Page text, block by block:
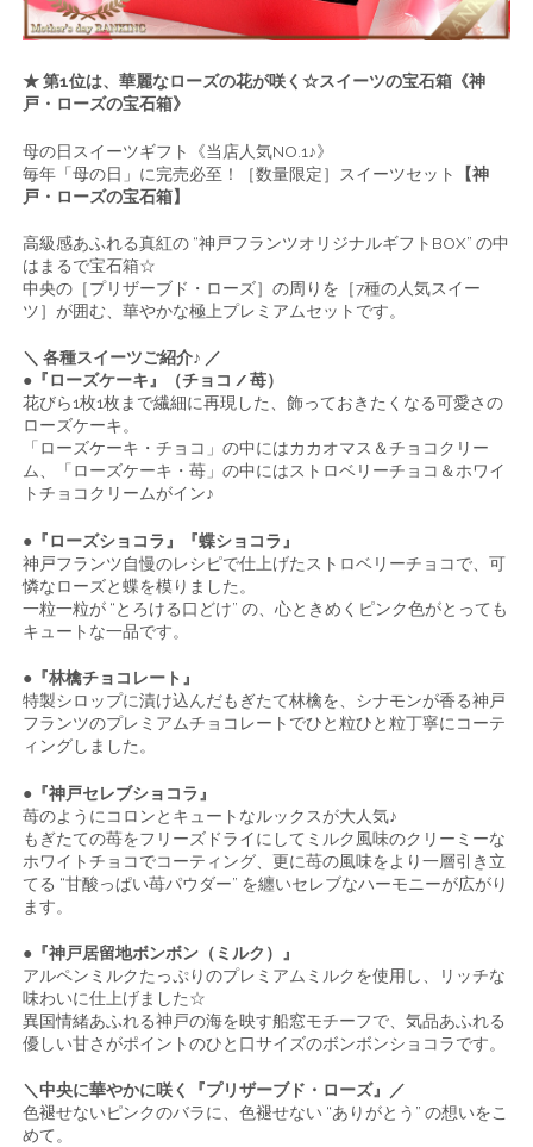
★ 第1位は、華麗なローズの花が咲く☆スイーツの宝石箱《神
戸・ローズの宝石箱》
母の日スイーツギフト《当店人気NO.1♪》
毎年「母の日」に完売必至！［数量限定］スイーツセット
【神
戸・ローズの宝石箱】
高級感あふれる真紅の “神戸フランツオリジナルギフトBOX” の中
はまるで宝石箱☆
中央の［プリザーブド・ローズ］の周りを［7種の人気スイー
ツ］が囲む、華やかな極上プレミアムセットです。
＼ 各種スイーツご紹介♪ ／
●『ローズケーキ』（チョコ / 苺）
花びら1枚1枚まで繊細に再現した、飾っておきたくなる可愛さの
ローズケーキ。
「ローズケーキ・チョコ」の中にはカカオマス＆チョコクリー
ム、「ローズケーキ・苺」の中にはストロベリーチョコ＆ホワイ
トチョコクリームがイン♪
●『ローズショコラ』『蝶ショコラ』
神戸フランツ自慢のレシピで仕上げたストロベリーチョコで、可
憐なローズと蝶を模りました。
一粒一粒が “とろける口どけ” の、心ときめくピンク色がとっても
キュートな一品です。
●『林檎チョコレート』
特製シロップに漬け込んだもぎたて林檎を、シナモンが香る神戸
フランツのプレミアムチョコレートでひと粒ひと粒丁寧にコーテ
ィングしました。
●『神戸セレブショコラ』
苺のようにコロンとキュートなルックスが大人気♪
もぎたての苺をフリーズドライにしてミルク風味のクリーミーな
ホワイトチョコでコーティング、更に苺の風味をより一層引き立
てる “甘酸っぱい苺パウダー” を纏いセレブなハーモニーが広がり
ます。
●『神戸居留地ボンボン（ミルク）』
アルペンミルクたっぷりのプレミアムミルクを使用し、リッチな
味わいに仕上げました☆
異国情緒あふれる神戸の海を映す船窓モチーフで、気品あふれる
優しい甘さがポイントのひと口サイズのボンボンショコラです。
＼中央に華やかに咲く『プリザーブド・ローズ』／
色褪せないピンクのバラに、色褪せない “ありがとう” の想いをこ
めて。